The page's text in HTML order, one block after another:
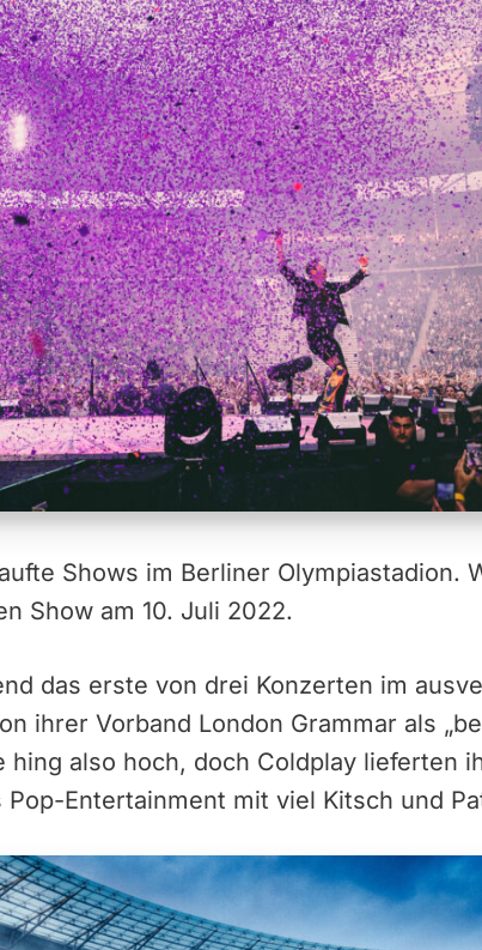
Shows im Berliner Olympiastadion.
Show am 10. Juli 2022.
das erste von drei Konzerten im
ihrer Vorband London Grammar als
hing also hoch, doch Coldplay lieferten
Entertainment mit viel Kitsch und